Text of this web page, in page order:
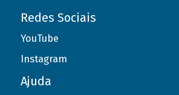
Redes Sociais
YouTube
Instagram
Ajuda